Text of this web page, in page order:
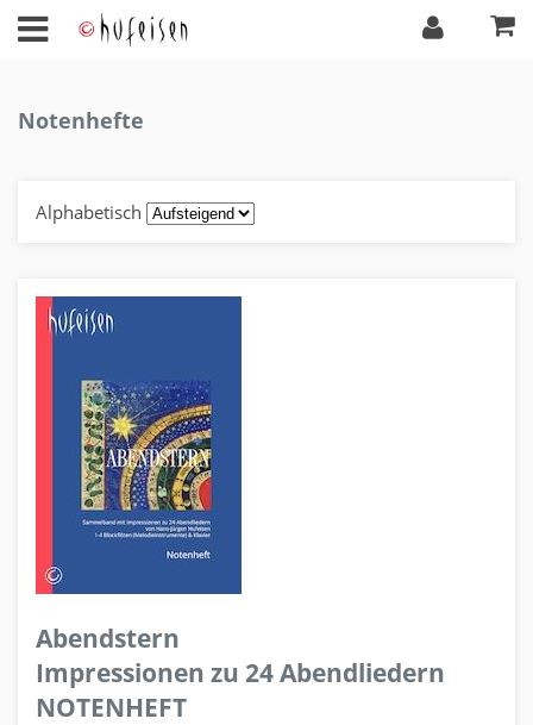
Notenhefte
Alphabetisch
Abendstern
Impressionen zu 24 Abendliedern
NOTENHEFT